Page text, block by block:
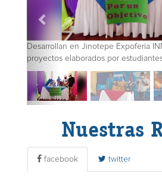
Desarrollan en Jinotepe Expoferia
proyectos elaborados por
Nuestras
facebook twitter